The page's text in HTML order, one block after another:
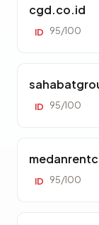
cgd.co.id
ID 95/100
ID 95/100
ID 95/100